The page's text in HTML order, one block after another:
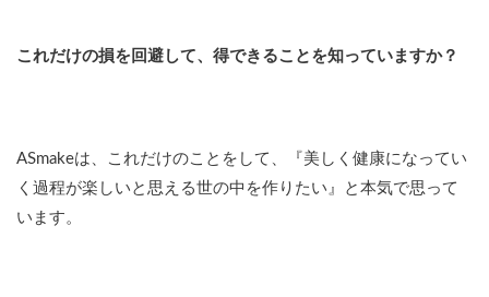
これだけの損を回避して、得できることを知っていますか？
ASmakeは、これだけのことをして、『美しく健康になってい
く過程が楽しいと思える世の中を作りたい』と本気で思って
います。